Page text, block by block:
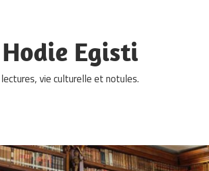
Egisti
vie culturelle et notules.